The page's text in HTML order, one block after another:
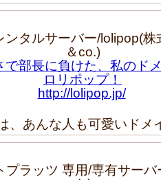
ンタルサーバー/lolipop(
＆co.)
で部長に負けた、私のド
ロリポップ！
http://lolipop.jp/
、あんな人も可愛いドメ
プラッツ 専用/専有サー